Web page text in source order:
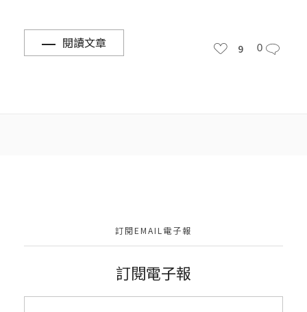
閱讀文章 9 0
訂閱EMAIL電子報
訂閱電子報